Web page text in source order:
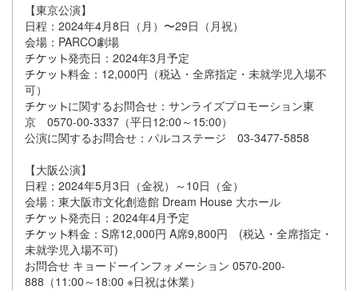
【東京公演】
日程：2024年4月8日（月）〜29日（月祝）
会場：PARCO劇場
発売日：2024年3月予定
料金：12,000円（税込・全席指定・未就学児入場不
可）
に関するお問合せ：サンライズプロモーション東
京 0570-00-3337（平日12:00～15:00）
公演に関するお問合せ：パルコステージ 03-3477-5858
【大阪公演】
日程：2024年5月3日（金祝）～10日（金）
会場：東大阪市文化創造館 Dream House 大ホール
発売日：2024年4月予定
料金：S席12,000円 A席9,800円 (税込・全席指定・
未就学児入場不可)
お問合せ キョードーインフォメーション 0570-200-
888（11:00～18:00 ※日祝は休業）